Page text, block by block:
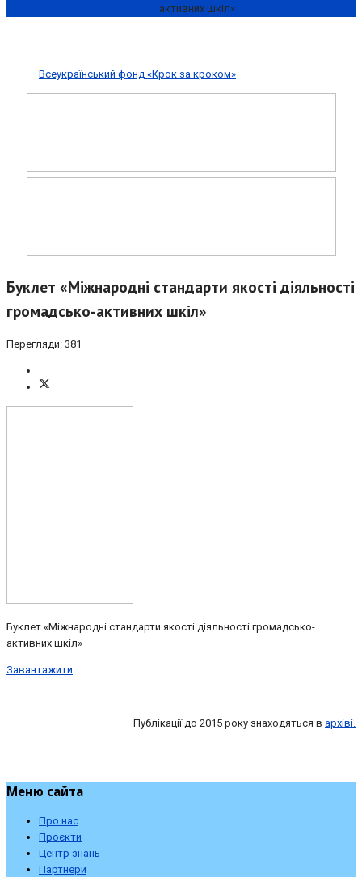
активних шкіл»
Всеукраїнський фонд «Крок за кроком»
Буклет «Міжнародні стандарти якості діяльності
громадсько-активних шкіл»
Перегляди: 381
Буклет «Міжнародні стандарти якості діяльності громадсько-
активних шкіл»
Завантажити
Публікації до 2015 року знаходяться в архіві.
Меню сайта
Про нас
Проєкти
Центр знань
Партнери